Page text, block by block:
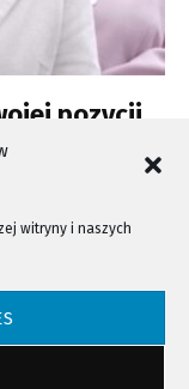
witryny i naszych
pozycji
prawa zastrzeżone!